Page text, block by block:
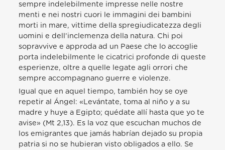
sempre indelebilmente impresse nelle nostre
menti e nei nostri cuori le immagini dei bambini
morti in mare, vittime della spregiudicatezza degli
uomini e dell’inclemenza della natura. Chi poi
sopravvive e approda ad un Paese che lo accoglie
porta indelebilmente le cicatrici profonde di queste
esperienze, oltre a quelle legate agli orrori che
sempre accompagnano guerre e violenze.
Igual que en aquel tiempo, también hoy se oye
repetir al Ángel: «Levántate, toma al niño y a su
madre y huye a Egipto; quédate allí hasta que yo te
avise» (Mt 2,13). Es la voz que escuchan muchos de
los emigrantes que jamás habrían dejado su propia
patria si no se hubieran visto obligados a ello. Se